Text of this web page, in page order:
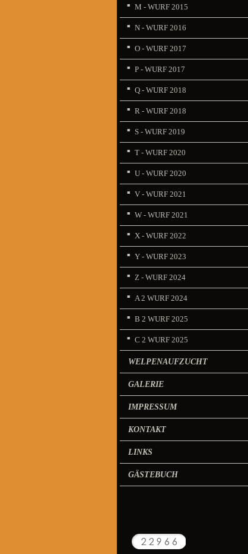
M - WURF 2015
N - WURF 2016
O - WURF 2017
P - WURF 2017
Q - WURF 2018
R - WURF 2018
S - WURF 2019
T - WURF 2020
U - WURF 2020
V - WURF 2021
W - WURF 2021
X - WURF 2022
Y - WURF 2023
Z - WURF 2024
A 2 WURF 2024
B 2 WURF 2025
C 2 WURF 2025
WELPENAUFZUCHT
GALERIE
IMPRESSUM
KONTAKT
LINKS
GÄSTEBUCH